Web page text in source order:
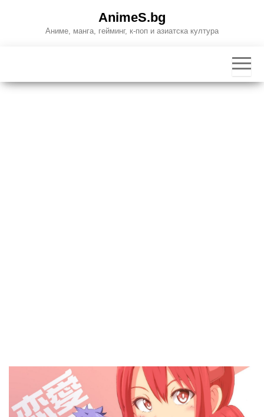
AnimeS.bg
Аниме, манга, гейминг, к-поп и азиатска култура